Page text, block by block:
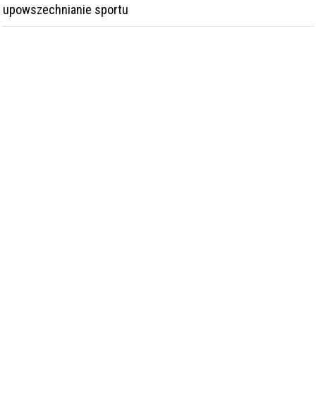
upowszechnianie sportu